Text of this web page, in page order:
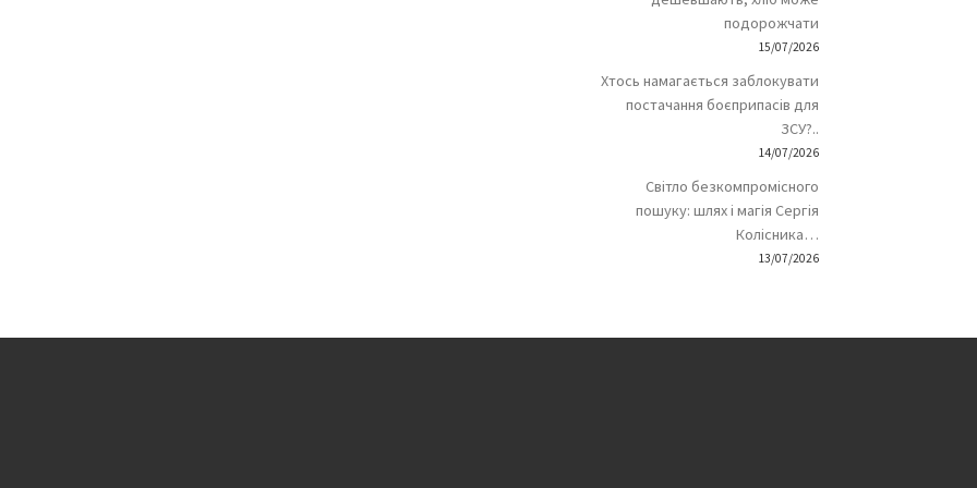
подорожчати
15/07/2026
Хтось намагається заблокувати
постачання боєприпасів для
ЗСУ?..
14/07/2026
Світло безкомпромісного
пошуку: шлях і магія Сергія
Колісника…
13/07/2026